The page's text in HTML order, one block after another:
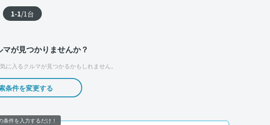
1-1/1台
が見つかりませんか？
気に入るクルマが見つかるかもしれません。
条件を変更する
条件を入力するだけ！